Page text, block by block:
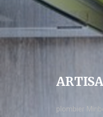
plombier